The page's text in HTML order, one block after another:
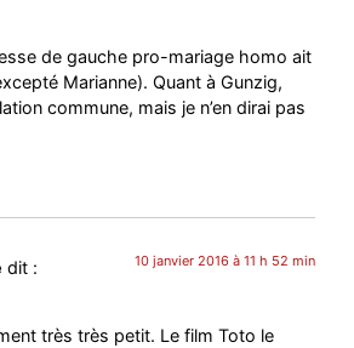
de gauche pro-mariage homo ait
Marianne). Quant à Gunzig,
commune, mais je n’en dirai pas
dit : 10 janvier 2016 à 11 h 52 min
très très petit. Le film Toto le